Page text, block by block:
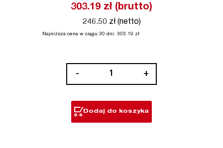
303.19 zł (brutto)
246.50 zł (netto)
Najniższa cena w ciągu 30 dni: 303.19 zł
-
240
cm
+
Dodaj do koszyka